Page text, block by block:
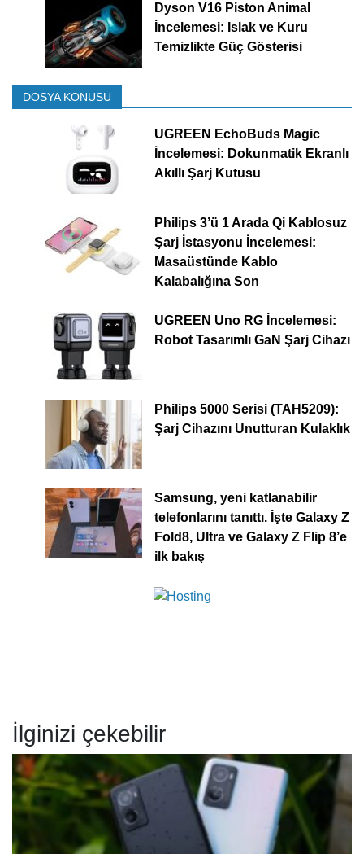
Dyson V16 Piston Animal
İncelemesi: Islak ve Kuru
Temizlikte Güç Gösterisi
DOSYA KONUSU
UGREEN EchoBuds Magic
İncelemesi: Dokunmatik Ekranlı
Akıllı Şarj Kutusu
Philips 3’ü 1 Arada Qi Kablosuz
Şarj İstasyonu İncelemesi:
Masaüstünde Kablo
Kalabalığına Son
UGREEN Uno RG İncelemesi:
Robot Tasarımlı GaN Şarj Cihazı
Philips 5000 Serisi (TAH5209):
Şarj Cihazını Unutturan Kulaklık
Samsung, yeni katlanabilir
telefonlarını tanıttı. İşte Galaxy Z
Fold8, Ultra ve Galaxy Z Flip 8’e
ilk bakış
İlginizi çekebilir